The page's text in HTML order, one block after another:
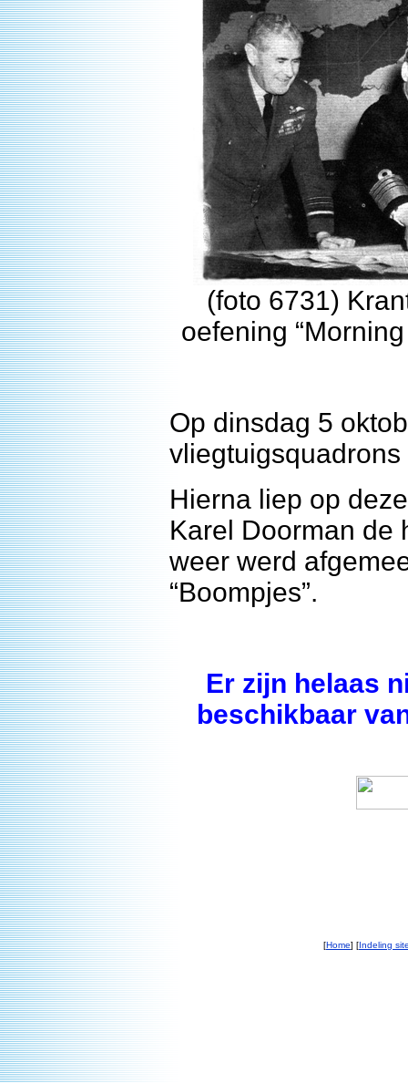
(foto 6731)
oefening
Op dinsdag 5
Hierna liep op
Karel Doorman de
weer werd
“Boompjes”.
Er zijn helaas
beschikbaar
[Home] [Indeling